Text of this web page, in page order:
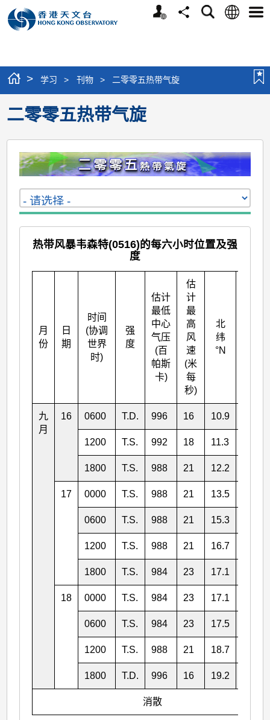
个
分
搜
语
选
> 学习 > 刊物 > 二零零五热带气旋
二零零五热带气旋
热带风暴韦森特(0516)的每六小时位置及强
度
月
份
日
期
时间
(协调
世界
时)
强
度
估计
最低
中心
气压
(百
帕斯
卡)
估
计
最
高
风
速
(米
每
秒)
北
纬
°N
九
月
16 0600 T.D. 996 16 10.9
1200 T.S. 992 18 11.3
1800 T.S. 988 21 12.2
17 0000 T.S. 988 21 13.5
0600 T.S. 988 21 15.3
1200 T.S. 988 21 16.7
1800 T.S. 984 23 17.1
18 0000 T.S. 984 23 17.1
0600 T.S. 984 23 17.5
1200 T.S. 988 21 18.7
1800 T.D. 996 16 19.2
消散